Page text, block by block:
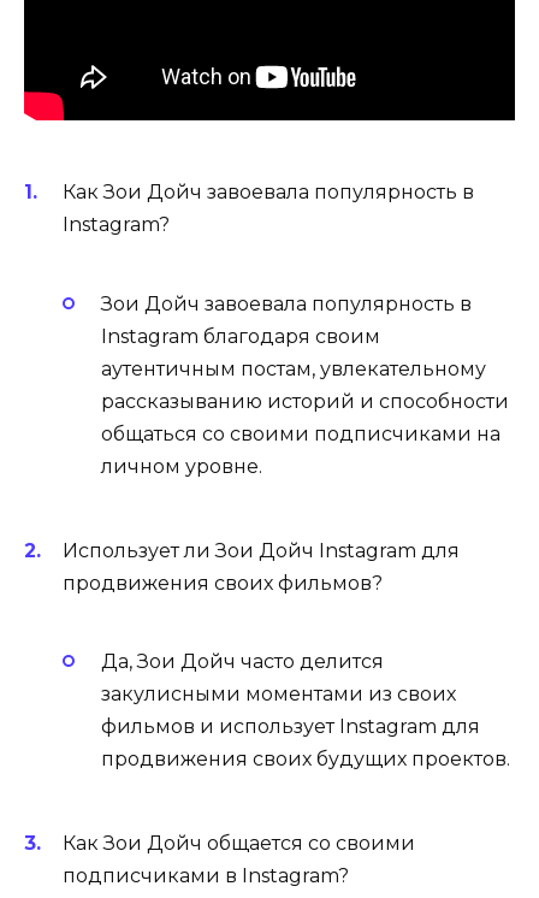
Как Зои Дойч завоевала популярность в
Instagram?
Зои Дойч завоевала популярность в
Instagram благодаря своим
аутентичным постам, увлекательному
рассказыванию историй и способности
общаться со своими подписчиками на
личном уровне.
Использует ли Зои Дойч Instagram для
продвижения своих фильмов?
Да, Зои Дойч часто делится
закулисными моментами из своих
фильмов и использует Instagram для
продвижения своих будущих проектов.
Как Зои Дойч общается со своими
подписчиками в Instagram?